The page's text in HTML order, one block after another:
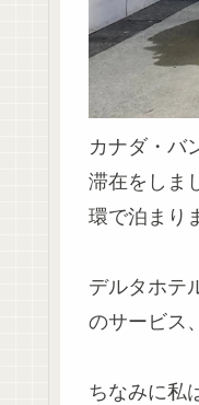
カナダ・バ
滞在をしま
環で泊まり
デルタホテ
のサービス
ちなみに私